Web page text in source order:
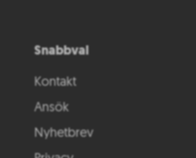
Snabbval
Kontakt
Ansök
Nyhetbrev